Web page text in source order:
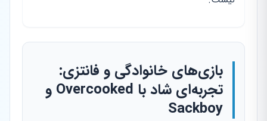
بازی‌های خانوادگی و فانتزی:
تجربه‌ای شاد با Overcooked و
Sackboy